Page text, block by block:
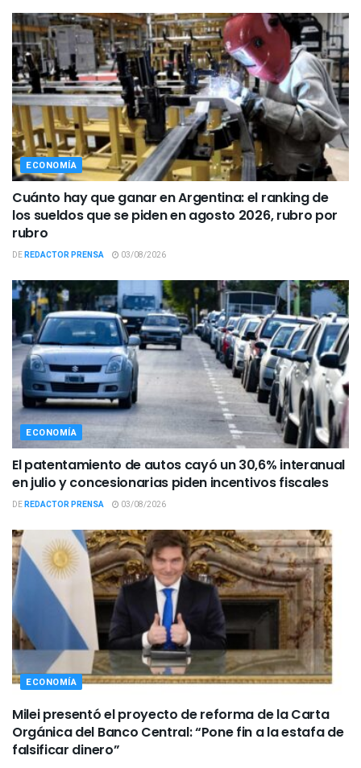
ECONOMÍA
Cuánto hay que ganar en Argentina: el ranking de
los sueldos que se piden en agosto 2026, rubro por
rubro
DEREDACTOR PRENSA 03/08/2026
ECONOMÍA
El patentamiento de autos cayó un 30,6% interanual
en julio y concesionarias piden incentivos fiscales
DEREDACTOR PRENSA 03/08/2026
ECONOMÍA
Milei presentó el proyecto de reforma de la Carta
Orgánica del Banco Central: “Pone fin a la estafa de
falsificar dinero”